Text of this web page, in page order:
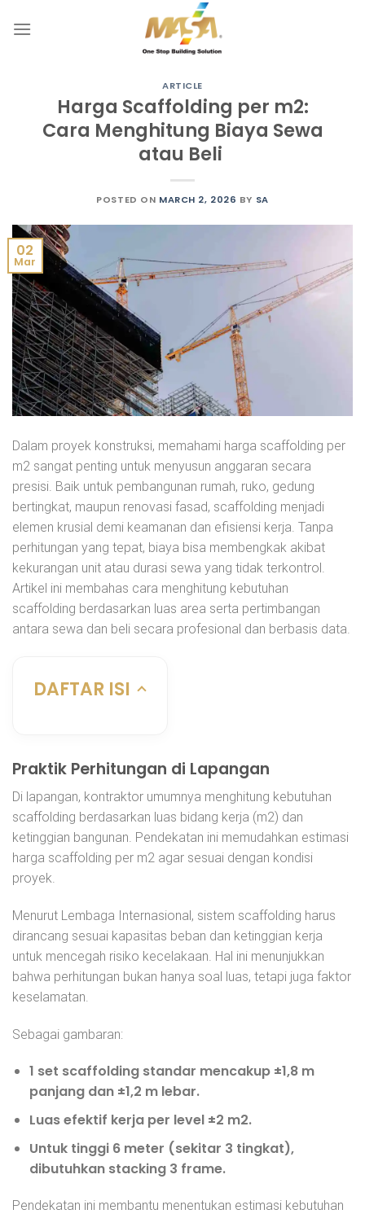
ARTICLE
Harga Scaffolding per m2:
Cara Menghitung Biaya Sewa
atau Beli
POSTED ON MARCH 2, 2026 BY SA
02
Mar
Dalam proyek konstruksi, memahami harga scaffolding per
m2 sangat penting untuk menyusun anggaran secara
presisi. Baik untuk pembangunan rumah, ruko, gedung
bertingkat, maupun renovasi fasad, scaffolding menjadi
elemen krusial demi keamanan dan efisiensi kerja. Tanpa
perhitungan yang tepat, biaya bisa membengkak akibat
kekurangan unit atau durasi sewa yang tidak terkontrol.
Artikel ini membahas cara menghitung kebutuhan
scaffolding berdasarkan luas area serta pertimbangan
antara sewa dan beli secara profesional dan berbasis data.
DAFTAR ISI
Praktik Perhitungan di Lapangan
Di lapangan, kontraktor umumnya menghitung kebutuhan
scaffolding berdasarkan luas bidang kerja (m2) dan
ketinggian bangunan. Pendekatan ini memudahkan estimasi
harga scaffolding per m2 agar sesuai dengan kondisi
proyek.
Menurut Lembaga Internasional, sistem scaffolding harus
dirancang sesuai kapasitas beban dan ketinggian kerja
untuk mencegah risiko kecelakaan. Hal ini menunjukkan
bahwa perhitungan bukan hanya soal luas, tetapi juga faktor
keselamatan.
Sebagai gambaran:
1 set scaffolding standar mencakup ±1,8 m
panjang dan ±1,2 m lebar.
Luas efektif kerja per level ±2 m2.
Untuk tinggi 6 meter (sekitar 3 tingkat),
dibutuhkan stacking 3 frame.
Pendekatan ini membantu menentukan estimasi kebutuhan